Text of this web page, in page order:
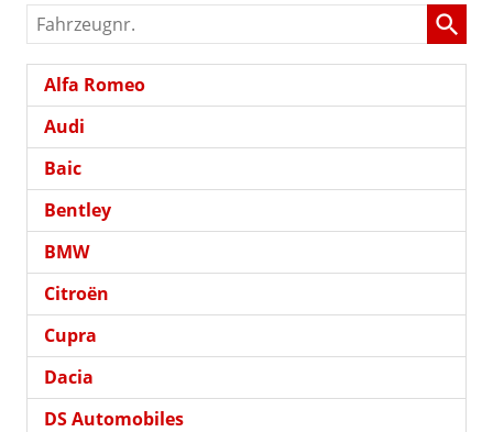
Fahrzeugnr.
Alfa Romeo
Audi
Baic
Bentley
BMW
Citroën
Cupra
Dacia
DS Automobiles